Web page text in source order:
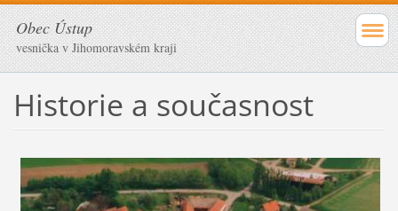
Obec Ústup
vesnička v Jihomoravském kraji
Historie a současnost